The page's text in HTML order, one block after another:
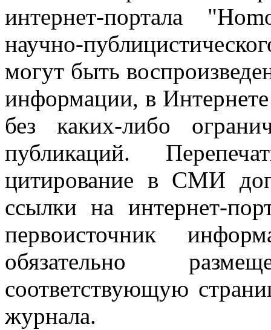
интернет-портала
научно-
могут быть
информации, в
без каких-либо
публикаций.
цитирование в СМИ
ссылки на интернет-
первоисточник
обязательно
соответствующую
журнала.